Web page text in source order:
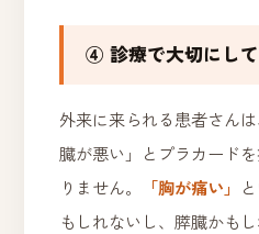
④ 診療で大切にし
外来に来られる患者さん
臓が悪い」とプラカード
りません。
「胸が痛い」
もしれないし、膵臓かも